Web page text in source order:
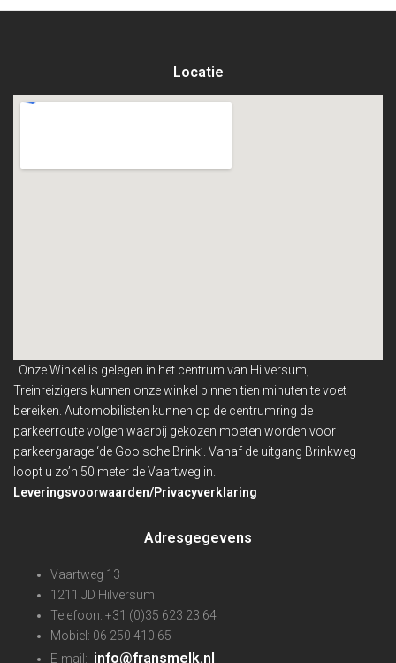
Locatie
Onze Winkel is gelegen in het centrum van Hilversum,
Treinreizigers kunnen onze winkel binnentien minuten te voet
bereiken. Automobilisten kunnen op de centrumring de
parkeerroute volgen waarbij gekozen moeten worden voor
parkeergarage ‘de Gooische Brink’. Vanaf de uitgang Brinkweg
loopt u zo’n 50 meter de Vaartweg in.
Leveringsvoorwaarden/Privacyverklaring
Adresgegevens
Vaartweg 13
1211 JD Hilversum
Telefoon: +31 (0)35 623 23 64
Mobiel: 06 250 410 65
E-mail: info@fransmelk.nl